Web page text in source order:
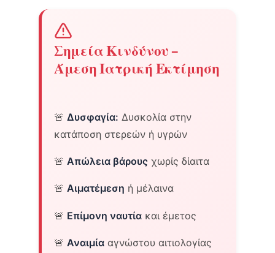
Σημεία Κινδύνου –
Άμεση Ιατρική Εκτίμηση
🚨 Δυσφαγία: Δυσκολία στην
κατάποση στερεών ή υγρών
🚨 Απώλεια βάρους χωρίς δίαιτα
🚨 Αιματέμεση ή μέλαινα
🚨 Επίμονη ναυτίακαι έμετος
🚨 Αναιμίααγνώστου αιτιολογίας